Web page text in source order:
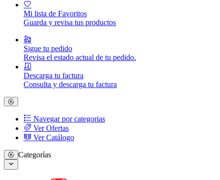
Mi lista de Favoritos
Guarda y revisa tus productos
Sigue tu pedido
Revisa el estado actual de tu pedido.
Descarga tu factura
Consulta y descarga tu factura
Navegar por categorias
Ver Ofertas
Ver Catálogo
Categorías